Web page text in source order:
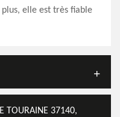
elle est très fiable
TOURAINE 37140,